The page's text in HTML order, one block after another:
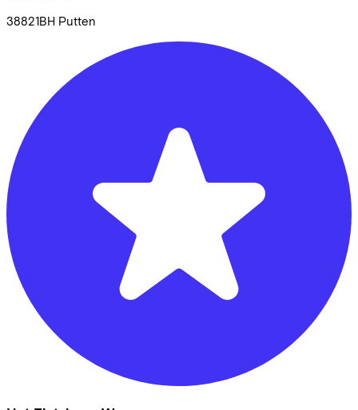
38821BH Putten